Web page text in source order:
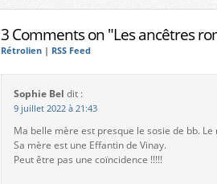
3 Comments on "Les ancêtres
Rétrolien | RSS Feed
Sophie Bel dit :
9 juillet 2022 à 21:43
Ma belle mère est presque le sosie de bb.
Sa mère est une Effantin de Vinay.
Peut être pas une coïncidence !!!!!